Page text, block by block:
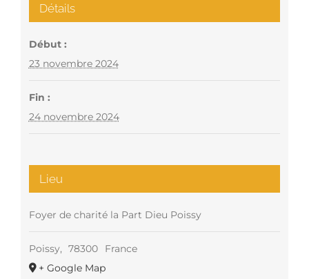
Détails
Début :
23 novembre 2024
Fin :
24 novembre 2024
Lieu
Foyer de charité la Part Dieu Poissy
Poissy, 78300
France
+ Google Map